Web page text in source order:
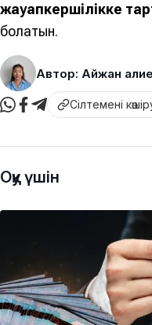
жауапкершілікке
болатын.
Автор: Айжан
Сілтемені
Оқу үшін